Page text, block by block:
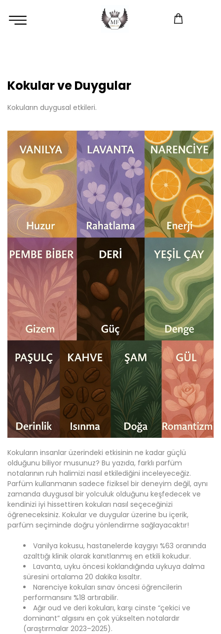
Kokular ve Duygular
Kokuların duygusal etkileri.
Kokuların insanlar üzerindeki etkisinin ne kadar güçlü
olduğunu biliyor musunuz? Bu yazıda, farklı parfüm
notalarının ruh halimizi nasıl etkilediğini inceleyeceğiz.
Parfüm kullanmanın sadece fiziksel bir deneyim değil, aynı
zamanda duygusal bir yolculuk olduğunu keşfedecek ve
kendinizi iyi hissettiren kokuları nasıl seçeceğinizi
öğreneceksiniz. Kokular ve duygular üzerine bu içerik,
parfüm seçiminde doğru yönlendirme sağlayacaktır!
Vanilya kokusu, hastanelerde kaygıyı %63 oranında
azalttığı klinik olarak kanıtlanmış en etkili kokudur.
Lavanta, uyku öncesi koklandığında uykuya dalma
süresini ortalama 20 dakika kısaltır.
Narenciye kokuları sınav öncesi öğrencilerin
performansını %18 artırabilir.
Ağır oud ve deri kokuları, karşı cinste “çekici ve
dominant” algısını en çok yükselten notalardır
(araştırmalar 2023–2025).